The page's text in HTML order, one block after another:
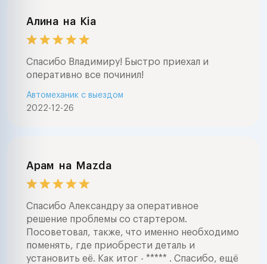
Алина на Kia
Спасибо Владимиру! Быстро приехал и
оперативно все починил!
2022-12-26
Автомеханик с выездом
Арам на Mazda
Спасибо Александру за оперативное
решение проблемы со стартером.
Посоветовал, также, что именно необходимо
поменять, где приобрести деталь и
установить её. Как итог - ***** . Спасибо, ещё